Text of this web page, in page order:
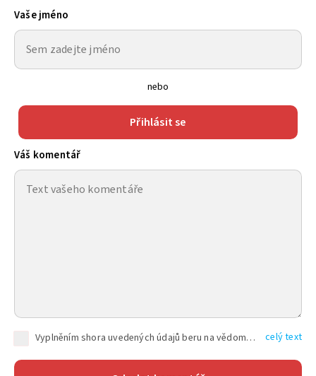
Vaše jméno
nebo
Přihlásit se
Váš komentář
Vyplněním shora uvedených údajů beru na vědomí, že společnost TEXT FACTORY s.r.o., sídlem Brno, Durďákova 336/29, Černá Pole, PSČ: 613 00, IČ: 06157831, zapsané u Krajského soudu v Brně, oddíl C, vložka 100399, bude zpracovávat mé osobní údaje uvedené v rámci mnou vyplněného registračního formuláře na základě oprávněných zájmů TEXT FACTORY s.r.o. dle čl. 6 odst. 1 písm. f) GDPR a pro splnění právních povinností (čl. 6 odst. 1 písm. c) GDPR), a to pro tyto účely: nezbytnost zajistit oprávnění návštěvníka webových stránek provozovaných společností TEXT FACTORY s.r.o. přispívat aktivně ke zveřejněným článkům nebo v rámci diskusních fór a výkon práv TEXT FACTORY s.r.o. jako administrátora těchto diskusních fór. Více informací o zpracování osobních údajů a právech lze nalézt v celý text